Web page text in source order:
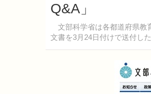
Q&A」
文部科学省は各都道府県教
文書を3月24日付けで送付した